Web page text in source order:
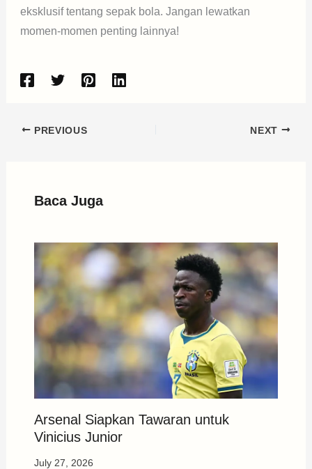
eksklusif tentang sepak bola. Jangan lewatkan
momen-momen penting lainnya!
PREVIOUS NEXT
Baca Juga
Arsenal Siapkan Tawaran untuk
Vinicius Junior
July 27, 2026